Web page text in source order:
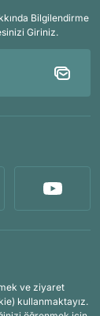
Bilgilendirme
Giriniz.
ve ziyaret
kullanmaktayız.